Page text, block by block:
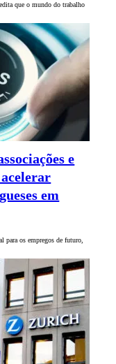
que o mundo do trabalho
e
em
para os empregos de futuro,